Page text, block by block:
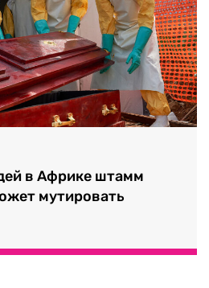
в Африке штамм
мутировать